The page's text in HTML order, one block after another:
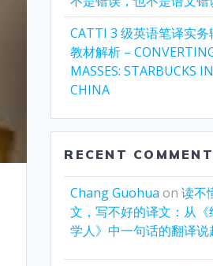
CATTI 3 级英语笔译实务
教材解析 –
MASSES: STARBUCKS IN
CHINA
RECENT
Chang Guohua on读不
文，写不好的译文：从《
学人》中一句话的翻译说